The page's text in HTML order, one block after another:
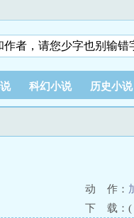
科幻小说 历史小说
动 作：
下 载：(